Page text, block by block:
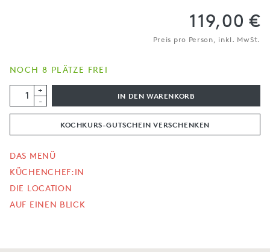
119,00 €
Preis pro Person, inkl. MwSt.
NOCH 8 PLÄTZE FREI
+
-
IN DEN WARENKORB
KOCHKURS-GUTSCHEIN VERSCHENKEN
DAS MENÜ
KÜCHENCHEF:IN
DIE LOCATION
AUF EINEN BLICK